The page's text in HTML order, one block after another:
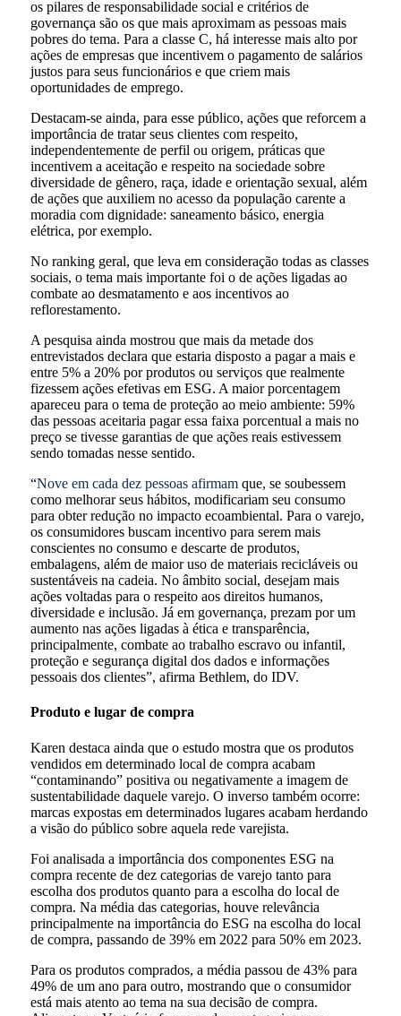
os pilares de responsabilidade social e critérios de
governança são os que mais aproximam as pessoas mais
pobres do tema. Para a classe C, há interesse mais alto por
ações de empresas que incentivem o pagamento de salários
justos para seus funcionários e que criem mais
oportunidades de emprego.
Destacam-se ainda, para esse público, ações que reforcem a
importância de tratar seus clientes com respeito,
independentemente de perfil ou origem, práticas que
incentivem a aceitação e respeito na sociedade sobre
diversidade de gênero, raça, idade e orientação sexual, além
de ações que auxiliem no acesso da população carente a
moradia com dignidade: saneamento básico, energia
elétrica, por exemplo.
No ranking geral, que leva em consideração todas as classes
sociais, o tema mais importante foi o de ações ligadas ao
combate ao desmatamento e aos incentivos ao
reflorestamento.
A pesquisa ainda mostrou que mais da metade dos
entrevistados declara que estaria disposto a pagar a mais e
entre 5% a 20% por produtos ou serviços que realmente
fizessem ações efetivas em ESG. A maior porcentagem
apareceu para o tema de proteção ao meio ambiente: 59%
das pessoas aceitaria pagar essa faixa porcentual a mais no
preço se tivesse garantias de que ações reais estivessem
sendo tomadas nesse sentido.
“Nove em cada dez pessoas afirmam que, se soubessem
como melhorar seus hábitos, modificariam seu consumo
para obter redução no impacto ecoambiental. Para o varejo,
os consumidores buscam incentivo para serem mais
conscientes no consumo e descarte de produtos,
embalagens, além de maior uso de materiais recicláveis ou
sustentáveis na cadeia. No âmbito social, desejam mais
ações voltadas para o respeito aos direitos humanos,
diversidade e inclusão. Já em governança, prezam por um
aumento nas ações ligadas à ética e transparência,
principalmente, combate ao trabalho escravo ou infantil,
proteção e segurança digital dos dados e informações
pessoais dos clientes”, afirma Bethlem, do IDV.
Produto e lugar de compra
Karen destaca ainda que o estudo mostra que os produtos
vendidos em determinado local de compra acabam
“contaminando” positiva ou negativamente a imagem de
sustentabilidade daquele varejo. O inverso também ocorre:
marcas expostas em determinados lugares acabam herdando
a visão do público sobre aquela rede varejista.
Foi analisada a importância dos componentes ESG na
compra recente de dez categorias de varejo tanto para
escolha dos produtos quanto para a escolha do local de
compra. Na média das categorias, houve relevância
principalmente na importância do ESG na escolha do local
de compra, passando de 39% em 2022 para 50% em 2023.
Para os produtos comprados, a média passou de 43% para
49% de um ano para outro, mostrando que o consumidor
está mais atento ao tema na sua decisão de compra.